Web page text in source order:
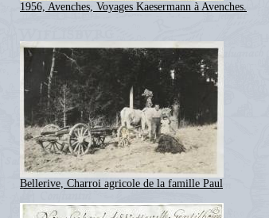
1956, Avenches, Voyages Kaesermann à Avenches.
Bellerive, Charroi agricole de la famille Paul